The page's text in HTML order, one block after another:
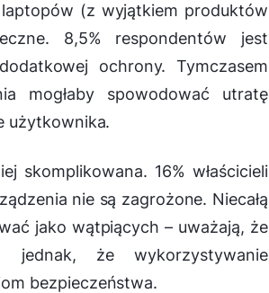
laptopów (z wyjątkiem produktów
8,5% respondentów jest
ochrony. Tymczasem
mogłaby spowodować utratę
użytkownika.
skomplikowana. 16% właścicieli
nie są zagrożone. Niecałą
jako wątpiących – uważają, że
że wykorzystywanie
bezpieczeństwa.